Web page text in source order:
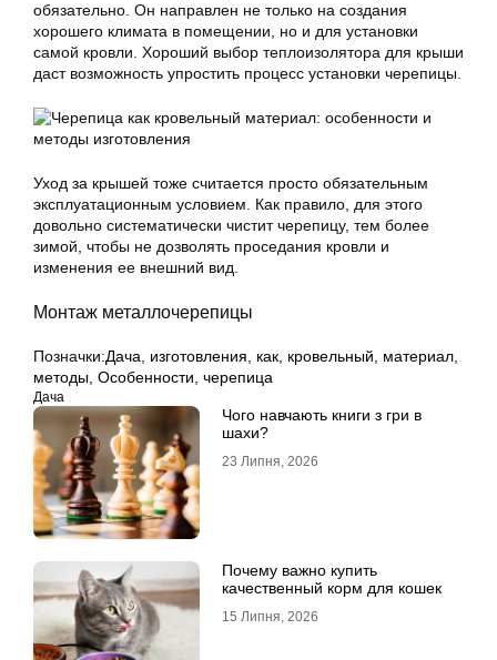
обязательно. Он направлен не только на создания
хорошего климата в помещении, но и для установки
самой кровли. Хороший выбор теплоизолятора для крыши
даст возможность упростить процесс установки черепицы.
Уход за крышей тоже считается просто обязательным
эксплуатационным условием. Как правило, для этого
довольно систематически чистит черепицу, тем более
зимой, чтобы не дозволять проседания кровли и
изменения ее внешний вид.
Монтаж металлочерепицы
Позначки:Дача изготовления как кровельный материал
методы Особенности черепица
Дача
Чого навчають книги з гри в
шахи?
23 Липня, 2026
Почему важно купить
качественный корм для кошек
15 Липня, 2026